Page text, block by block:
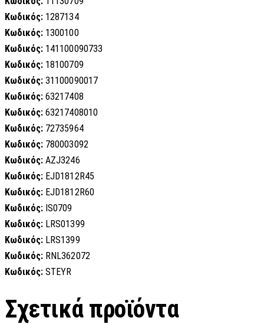
Κωδικός: 1287134
Κωδικός: 1300100
Κωδικός: 141100090733
Κωδικός: 18100709
Κωδικός: 31100090017
Κωδικός: 63217408
Κωδικός: 63217408010
Κωδικός: 72735964
Κωδικός: 780003092
Κωδικός: AZJ3246
Κωδικός: EJD1812R45
Κωδικός: EJD1812R60
Κωδικός: IS0709
Κωδικός: LRS01399
Κωδικός: LRS1399
Κωδικός: RNL362072
Κωδικός: STEYR
Σχετικά προϊόντα